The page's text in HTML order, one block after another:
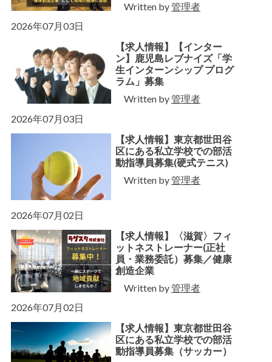
Written by管理者
2026年07月03日
【求人情報】【インター
ン】鹿児島レブナイズ「学
生インターンシップ プログ
ラム」募集
Written by管理者
2026年07月03日
【求人情報】東京都世田谷
区にある私立学校での部活
動指導員募集(硬式テニス)
Written by管理者
2026年07月02日
【求人情報】〈滋賀〉フィ
ットネストレーナー(正社
員・業務委託）募集／健康
創造企業
Written by管理者
2026年07月02日
【求人情報】東京都世田谷
区にある私立学校での部活
動指導員募集（サッカー）